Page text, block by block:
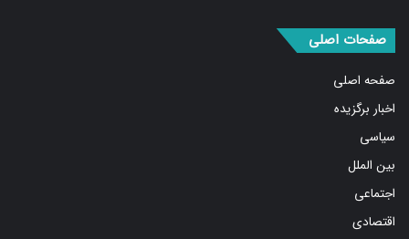
صفحه اصلی
اخبار برگزیده
سیاسی
بین الملل
اجتماعی
اقتصادی
ورزشی